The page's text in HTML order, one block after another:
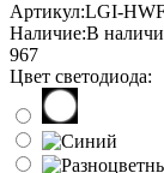
Артикул:LGI-
Наличие:В
967
Цвет светодиода: